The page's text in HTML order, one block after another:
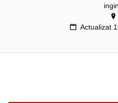
Actualizat